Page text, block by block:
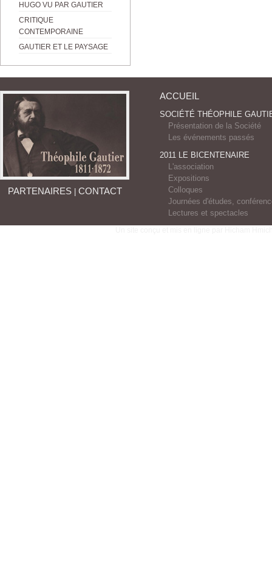
HUGO VU PAR GAUTIER
CRITIQUE
CONTEMPORAINE
GAUTIER ET LE PAYSAGE
PARTENAIRES| CONTACT
ACCUEIL
SOCIÉTÉ THÉOPHILE
Présentation de la Société
Les événements passés
2011 LE BICENTENAIRE
L'association
Expositions
Colloques
Journées d'études,
Lectures et spectacles